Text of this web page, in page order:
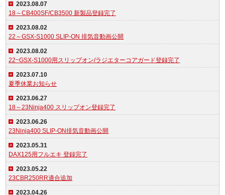
2023.08.07
18～CB400SF/CB3500 新製品登録完了
2023.08.02
22～GSX-S1000 SLIP-ON 排気音動画公開
2023.08.02
22~GSX-S1000用スリップオン/ラジエターコアガード登録完了
2023.07.10
夏季休業お知らせ
2023.06.27
18～23Ninja400 スリップオン登録完了
2023.06.26
23Ninja400 SLIP-ON排気音動画公開
2023.05.31
DAX125用フルエキ 登録完了
2023.05.22
23CBR250RR適合追加
2023.04.26